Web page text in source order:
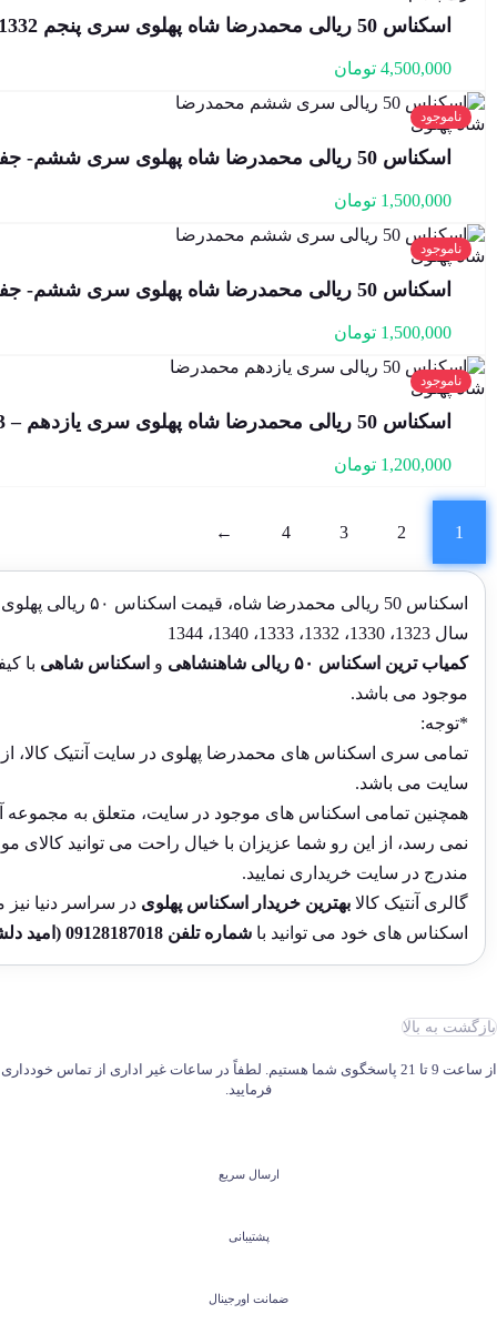
اسکناس 50 ریالی محمدرضا شاه پهلوی سری پنجم 1332- 33/634287
4,500,000 تومان
ناموجود
اسکناس 50 ریالی محمدرضا شاه پهلوی سری ششم- جفت بانکی – 198/138046,7
1,500,000 تومان
ناموجود
اسکناس 50 ریالی محمدرضا شاه پهلوی سری ششم- جفت بانکی – 128/303776,7
1,500,000 تومان
ناموجود
اسکناس 50 ریالی محمدرضا شاه پهلوی سری یازدهم – 205/650673
1,200,000 تومان
1
2
3
4
←
اسکناس 50 ریالی
سال 1323، 1330، 1332، 1333، 1340، 1344
کمیاب ترین اسکناس ۵۰ ریالی
شاهنشاهی و اسکناس شاهی با
موجود می باشد.
*توجه:
تمامی سری اسکناس های محمدرضا پهلوی در سایت آنتیک کالا،
سایت می باشد.
همچنین تمامی اسکناس های موجود در سایت، متعلق به مجموعه
نمی رسد، از این رو شما عزیزان با خیال راحت می توانید
مندرج در سایت خریداری نمایید.
گالری آنتیک کالا بهترین خریدار اسکناس پهلوی در سراسر دنیا
اسکناس های خود می توانید با شماره تلفن 09128187018 (امید
بازگشت به بالا
از ساعت 9 تا 21 پاسخگوی شما هستیم. لطفاً در ساعات غیر اداری از تماس خودداری
فرمایید.
ارسال سریع
پشتیبانی
ضمانت اورجینال